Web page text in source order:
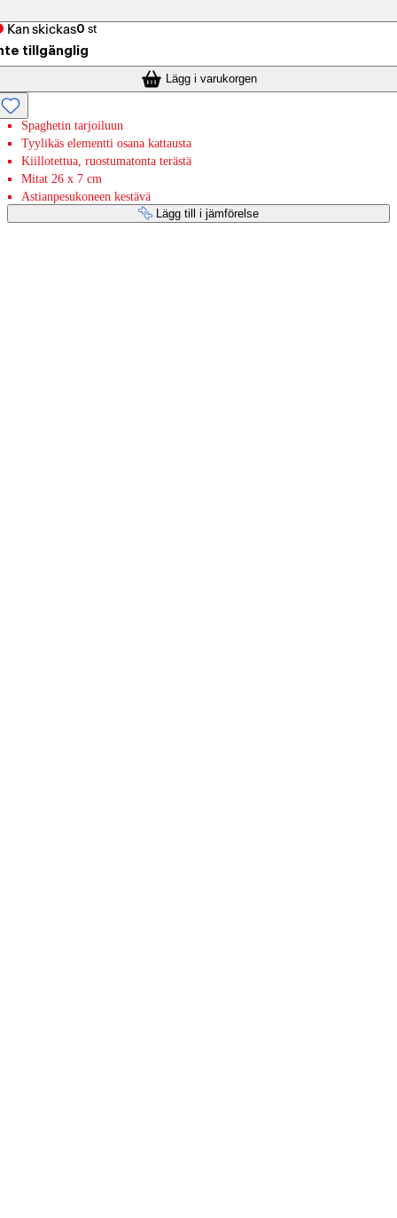
Kan skickas0 st
tillgänglig
Lägg i varukorgen
Spaghetin tarjoiluun
Tyylikäs elementti osana kattausta
Kiillotettua, ruostumatonta terästä
Mitat 26 x 7 cm
Astianpesukoneen kestävä
Lägg till i jämförelse